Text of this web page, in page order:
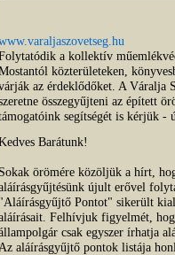
a kollektív
közterületeken,
az érdeklődőket. A Váralja
összegyűjteni az épített
segítségét is kérjük -
Barátunk!
Sokak örömére közöljük a hírt,
újult erővel
"Aláírásgyűjtő Pontot" sikerült
Felhívjuk figyelmét,
csak egyszer írhatja
Az aláírásgyűjtő pontok listája